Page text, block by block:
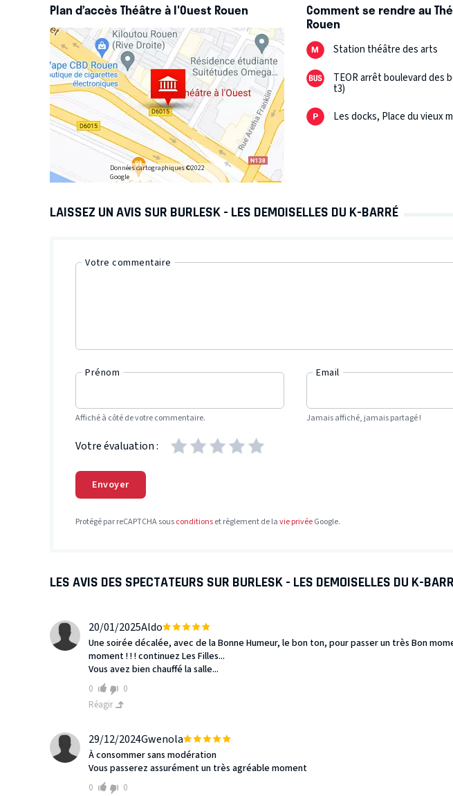
BurlesK, leur nouveau projet.
Plan d’accès Théâtre à l'Ouest Rouen
Données cartographiques ©2022
Google
Comment se rendre au
Rouen
Station théâtre des arts
TEOR arrêt boulevard des
t3)
Les docks, Place du vieux
LAISSEZ UN AVIS SUR BURLESK - LES DEMOISELLES DU K-BARRÉ
Votre commentaire
Prénom
Affiché à côté de votre commentaire.
Email
Jamais affiché, jamais partagé !
Votre évaluation :
Envoyer
Protégé par reCAPTCHA sousconditionset règlement de lavie privéeGoogle.
LES AVIS DES SPECTATEURS SUR BURLESK - LES DEMOISELLES DU K-
20/01/2025Aldo
Une soirée décalée, avec de la Bonne Humeur, le bon ton, pour passer un très Bon
moment ! ! ! continuez Les Filles...
Vous avez bien chauffé la salle...
0
0
Réagir
29/12/2024Gwenola
À consommer sans modération
Vous passerez assurément un très agréable moment
0
0